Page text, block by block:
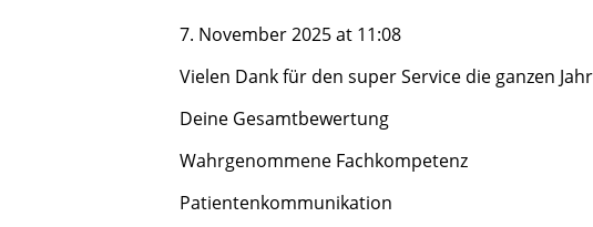
7. November 2025 at 11:08
Vielen Dank für den super Service die ganzen
Deine Gesamtbewertung
Wahrgenommene Fachkompetenz
Patientenkommunikation